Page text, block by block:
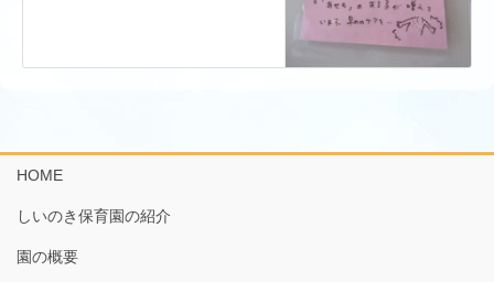
HOME
しいのき保育園の紹介
園の概要